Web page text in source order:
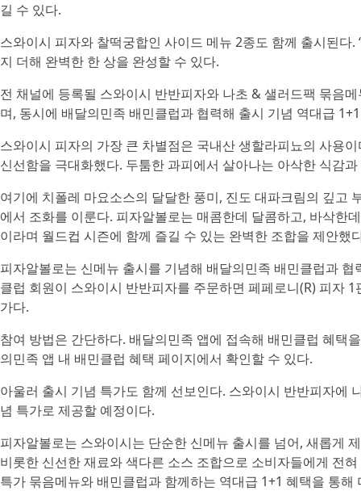
길 수 있다.
스와이시 피자와 찰떡궁합인 사이드 메뉴 2종도 함께 출시된다.
지 더해 완벽한 한 상을 완성할 수 있다.
전 채널에 등록될 스와이시 반반피자와 나초 & 샐러드팩 묶음
며, 동시에 배달의민족 배민클럽과 협력해 출시 기념 역대급
스와이시 피자의 가장 큰 차별점은 국내산 생할라피뇨의 사용
신선함을 극대화했다. 두툼한 과피에서 살아나는 아삭한 식감
여기에 치폴레 마요소스의 달달한 풍미, 진도 대파크림의 깊고
에서 조화를 이룬다. 피자알볼로는 매콤한데 달콤하고, 바삭한
이라며 월드컵 시즌에 함께 즐길 수 있는 완벽한 조합을 제안했
피자알볼로는 신메뉴 출시를 기념해 배달의민족 배민클럽과
클럽 회원이 스와이시 반반피자를 주문하면 페페로니(R) 피자
가다.
참여 방법은 간단하다. 배달의민족 앱에 접속해 배민클럽 혜택
의민족 앱 내 배민클럽 혜택 페이지에서 확인할 수 있다.
아울러 출시 기념 특가도 함께 선보인다. 스와이시 반반피자에
념 특가로 제공할 예정이다.
피자알볼로는 스와이시는 단순한 신메뉴 출시를 넘어, 새롭게
비롯한 신선한 재료와 색다른 소스 조합으로 소비자들에게 전
특가 묶음메뉴와 배민클럽과 함께하는 역대급 1+1 혜택을 통